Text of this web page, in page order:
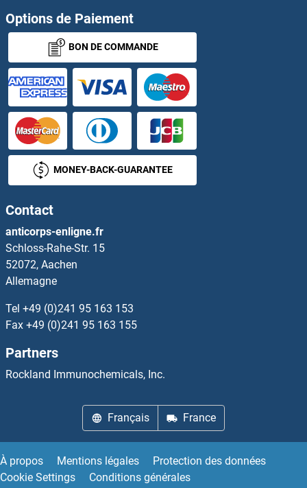
RD3 Anticorps
RDBP Anticorps
RDH10 Anticorps
RDH11 Anticorps
RDH12 Anticorps
RDH13 Anticorps
RDH16 Anticorps
RDH8 Anticorps
RDM1 Anticorps
REC8 Anticorps
Receptor Accessory Protein 1 Anticorps
Options de Paiement
BON DE COMMANDE
MONEY-BACK-GUARANTEE
Contact
anticorps-enligne.fr
Schloss-Rahe-Str. 15
52072, Aachen
Allemagne
Tel +49 (0)241 95 163 153
Fax +49 (0)241 95 163 155
Partners
Rockland Immunochemicals, Inc.
Français France
À propos Mentions légales
Protection des données
Cookie Settings
Conditions générales